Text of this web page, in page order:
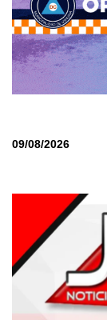
09/08/2026